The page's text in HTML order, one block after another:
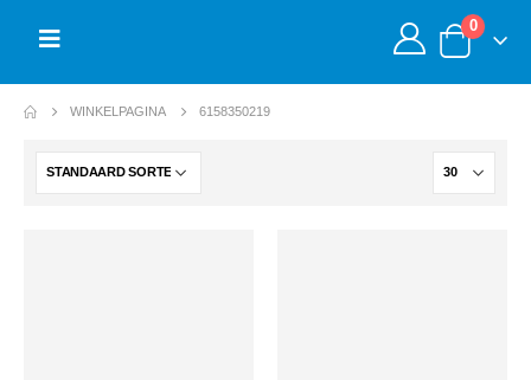
0
WINKELPAGINA 6158350219